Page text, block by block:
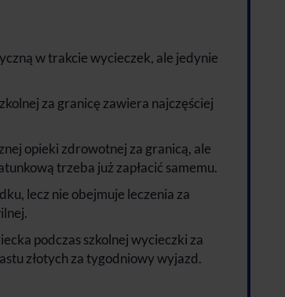
w trakcie wycieczek, ale jedynie
za granicę zawiera najczęściej
opieki zdrowotnej za granicą, ale
trzeba już zapłacić samemu.
lecz nie obejmuje leczenia za
podczas szkolnej wycieczki za
złotych za tygodniowy wyjazd.